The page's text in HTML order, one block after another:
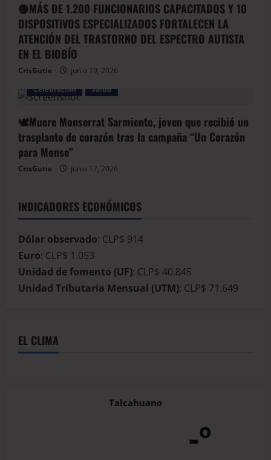
🟡MÁS DE 1.200 FUNCIONARIOS CAPACITADOS Y 10
DISPOSITIVOS ESPECIALIZADOS FORTALECEN LA
ATENCIÓN DEL TRASTORNO DEL ESPECTRO AUTISTA
EN EL BIOBÍO
CrisGutie
junio 19, 2026
Celebración
Salud
🕊️Muere Monserrat Sarmiento, joven que recibió un
trasplante de corazón tras la campaña “Un Corazón
para Monse”
CrisGutie junio 17, 2026
INDICADORES ECONÓMICOS
Dólar observado: CLP$ 914
Euro: CLP$ 1.053
Unidad de fomento (UF): CLP$ 40.845
Unidad Tributaria Mensual (UTM): CLP$ 71.649
EL CLIMA
Talcahuano
-º